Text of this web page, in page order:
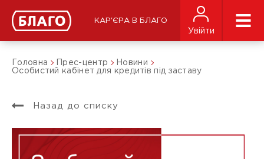
КАР'ЄРА В БЛАГО
Увійти
Головна Прес-центр
Новини
Особистий кабінет для кредитів під заставу
Назад до списку